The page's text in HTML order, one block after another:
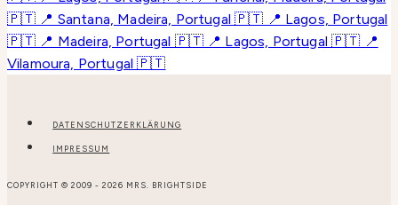
DATENSCHUTZERKLÄRUNG
IMPRESSUM
COPYRIGHT © 2009 - 2026 MRS. BRIGHTSIDE